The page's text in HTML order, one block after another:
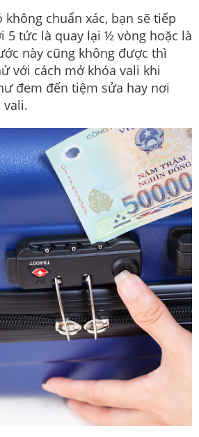
không chuẩn xác, bạn sẽ tiếp
5 tức là quay lại ½ vòng hoặc là
này cũng không được thì
với cách mở khóa vali khi
đem đến tiệm sửa hay nơi
vali.